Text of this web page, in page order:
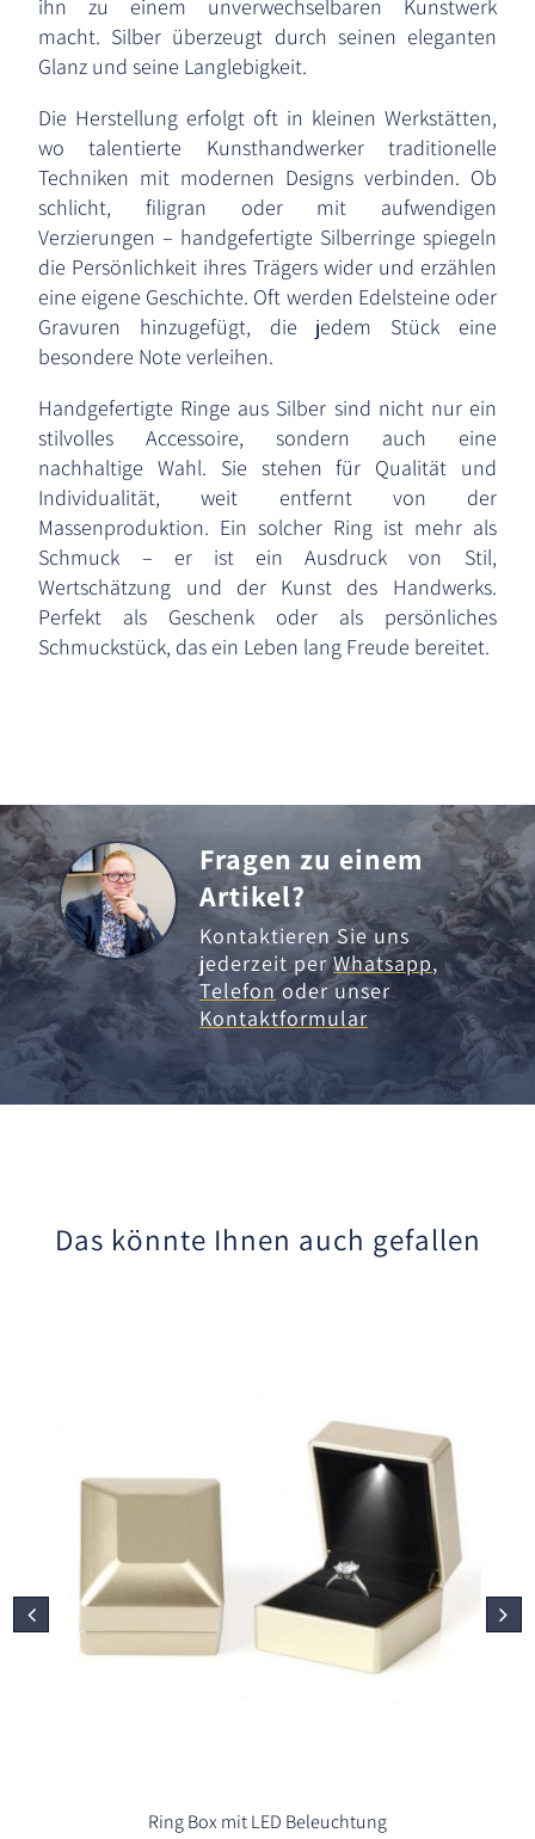
ihn zu einem unverwechselbaren Kunstwerk
macht. Silber überzeugt durch seinen eleganten
Glanz und seine Langlebigkeit.
Die Herstellung erfolgt oft in kleinen Werkstätten,
wo talentierte Kunsthandwerker traditionelle
Techniken mit modernen Designs verbinden. Ob
schlicht, filigran oder mit aufwendigen
Verzierungen – handgefertigte Silberringe spiegeln
die Persönlichkeit ihres Trägers wider und erzählen
eine eigene Geschichte. Oft werden Edelsteine oder
Gravuren hinzugefügt, die jedem Stück eine
besondere Note verleihen.
Handgefertigte Ringe aus Silber sind nicht nur ein
stilvolles Accessoire, sondern auch eine
nachhaltige Wahl. Sie stehen für Qualität und
Individualität, weit entfernt von der
Massenproduktion. Ein solcher Ring ist mehr als
Schmuck – er ist ein Ausdruck von Stil,
Wertschätzung und der Kunst des Handwerks.
Perfekt als Geschenk oder als persönliches
Schmuckstück, das ein Leben lang Freude bereitet.
Fragen zu einem
Artikel?
Kontaktieren Sie uns
jederzeit perWhatsapp,
Telefonoder unser
Kontaktformular
Das könnte Ihnen auch gefallen
Ring Box mit LED Beleuchtung